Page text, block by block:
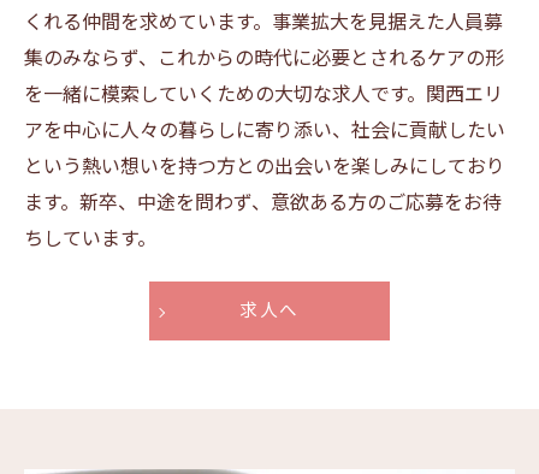
くれる仲間を求めています。事業拡大を見据えた人員募
集のみならず、これからの時代に必要とされるケアの形
を一緒に模索していくための大切な求人です。関西エリ
アを中心に人々の暮らしに寄り添い、社会に貢献したい
という熱い想いを持つ方との出会いを楽しみにしており
ます。新卒、中途を問わず、意欲ある方のご応募をお待
ちしています。
求人へ